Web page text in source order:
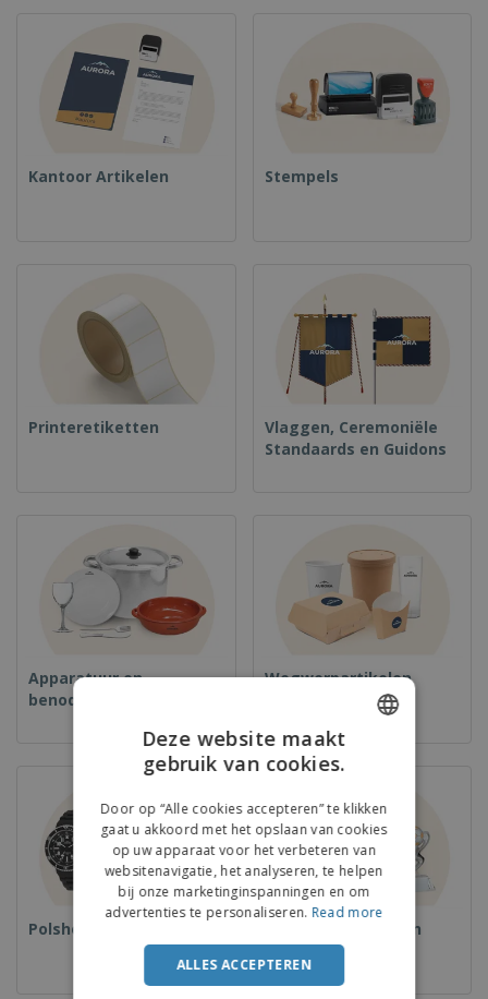
Kantoor Artikelen Stempels
Printeretiketten
Vlaggen, Ceremoniële
Standaards en Guidons
Apparatuur en
benodigdheden voor
Wegwerpartikelen
Polshorloges Bekers en Trofeeën
ENGLISH
Deze website maakt
gebruik van cookies.
Door op “Alle cookies accepteren” te klikken
gaat u akkoord met het opslaan van cookies
op uw apparaat voor het verbeteren van
websitenavigatie, het analyseren, te helpen
bij onze marketinginspanningen en om
advertenties te personaliseren. Read more
ALLES ACCEPTEREN